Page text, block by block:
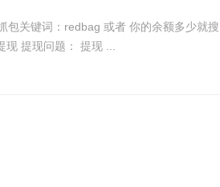
就本机大号登录，小号扫大号邀请码虚拟机刷小号余额 大号不黑可以提现大额的 玩法二： 全部号直接抓包刷余额提现 提现问题： 提现 ...